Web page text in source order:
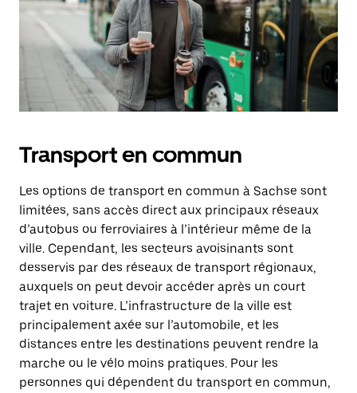
Transport en commun
Les options de transport en commun à Sachse sont
limitées, sans accès direct aux principaux réseaux
d’autobus ou ferroviaires à l’intérieur même de la
ville. Cependant, les secteurs avoisinants sont
desservis par des réseaux de transport régionaux,
auxquels on peut devoir accéder après un court
trajet en voiture. L’infrastructure de la ville est
principalement axée sur l’automobile, et les
distances entre les destinations peuvent rendre la
marche ou le vélo moins pratiques. Pour les
personnes qui dépendent du transport en commun,